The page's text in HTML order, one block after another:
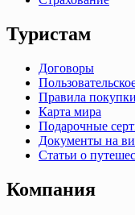
Туристам
Договоры
Правила
Карта мира
Подарочные
Документы на
Статьи о
Компания